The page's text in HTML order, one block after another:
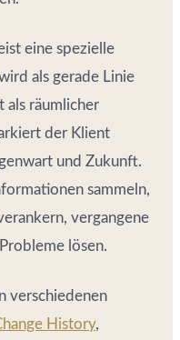
eine spezielle
als gerade Linie
als räumlicher
der Klient
und Zukunft.
sammeln,
vergangene
lösen.
verschiedenen
History,